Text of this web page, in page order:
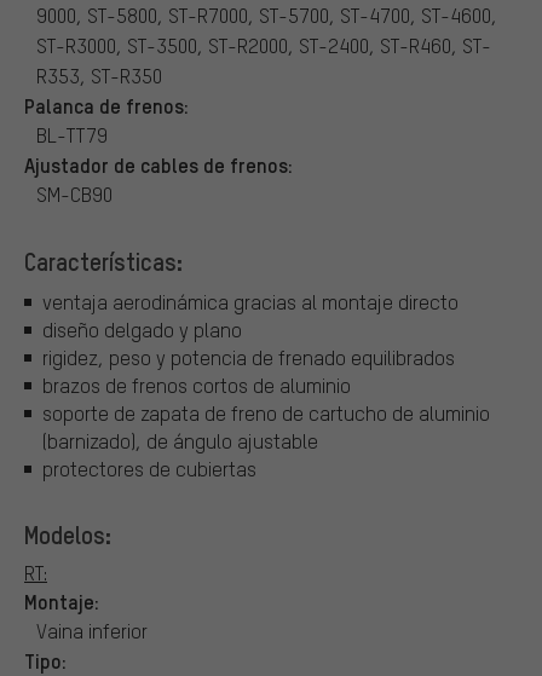
9000, ST-5800, ST-R7000, ST-5700, ST-4700, ST-4600,
ST-R3000, ST-3500, ST-R2000, ST-2400, ST-R460, ST-
R353, ST-R350
Palanca de frenos:
BL-TT79
Ajustador de cables de frenos:
SM-CB90
Características:
ventaja aerodinámica gracias al montaje directo
diseño delgado y plano
rigidez, peso y potencia de frenado equilibrados
brazos de frenos cortos de aluminio
soporte de zapata de freno de cartucho de aluminio
(barnizado), de ángulo ajustable
protectores de cubiertas
Modelos:
RT:
Montaje:
Vaina inferior
Tipo: